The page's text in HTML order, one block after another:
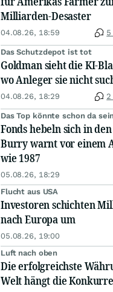
Milliarden-Desaster
04.08.26, 18:59 5
Das Schutzdepot ist tot
Goldman sieht die KI-
wo Anleger sie nicht
04.08.26, 18:29 2
Das Top könnte schon da
Fonds hebeln sich in
Burry warnt vor einem
wie 1987
05.08.26, 18:29
Flucht aus USA
Investoren schichten
nach Europa um
05.08.26, 19:00
Luft nach oben
Die erfolgreichste
Welt hängt die